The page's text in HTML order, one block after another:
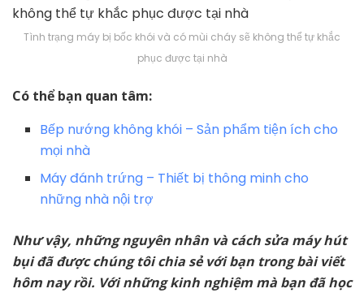
Tình trạng máy bị bốc khói và có mùi cháy sẽ không thể tự khắc
phục được tại nhà
Có thể bạn quan tâm:
Bếp nướng không khói – Sản phẩm tiện ích cho
mọi nhà
Máy đánh trứng – Thiết bị thông minh cho
những nhà nội trợ
Như vậy, những nguyên nhân và cách sửa máy hút
bụi đã được chúng tôi chia sẻ với bạn trong bài viết
hôm nay rồi. Với những kinh nghiệm mà bạn đã học